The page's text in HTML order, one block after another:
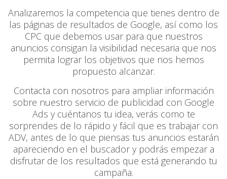
Analizaremos la competencia que tienes dentro de
las páginas de resultados de Google, así como los
CPC que debemos usar para que nuestros
anuncios consigan la visibilidad necesaria que nos
permita lograr los objetivos que nos hemos
propuesto alcanzar.
Contacta con nosotros para ampliar información
sobre nuestro servicio de publicidad con Google
Ads y cuéntanos tu idea, verás como te
sorprendes de lo rápido y fácil que es trabajar con
ADV, antes de lo que piensas tus anuncios estarán
apareciendo en el buscador y podrás empezar a
disfrutar de los resultados que está generando tu
campaña.